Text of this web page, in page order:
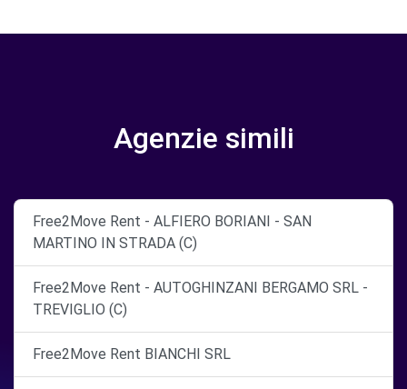
Agenzie simili
Free2Move Rent - ALFIERO BORIANI - SAN
MARTINO IN STRADA (C)
Free2Move Rent - AUTOGHINZANI BERGAMO SRL -
TREVIGLIO (C)
Free2Move Rent BIANCHI SRL